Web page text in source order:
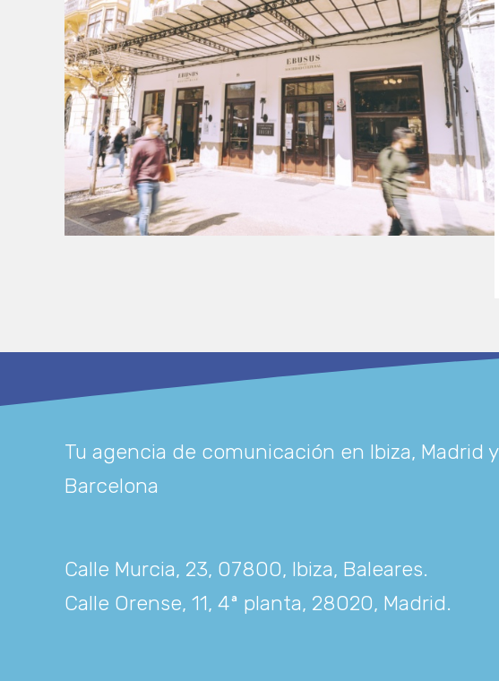
Tu agencia de comunicación en Ibiza, Madrid y
Barcelona
Calle Murcia, 23, 07800, Ibiza, Baleares.
Calle Orense, 11, 4ª planta, 28020, Madrid.